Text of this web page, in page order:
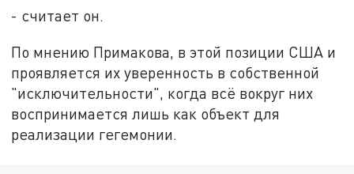
- считает он.
По мнению Примакова, в этой позиции США и
проявляется их уверенность в собственной
"исключительности", когда всё вокруг них
воспринимается лишь как объект для
реализации гегемонии.